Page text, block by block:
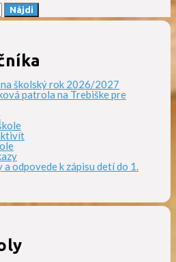
školský rok 2026/2027
patrola na Trebiške pre
odpovede k zápisu detí do 1.